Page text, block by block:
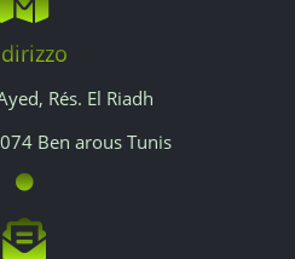
Rés. El Riadh
Ben arous Tunis